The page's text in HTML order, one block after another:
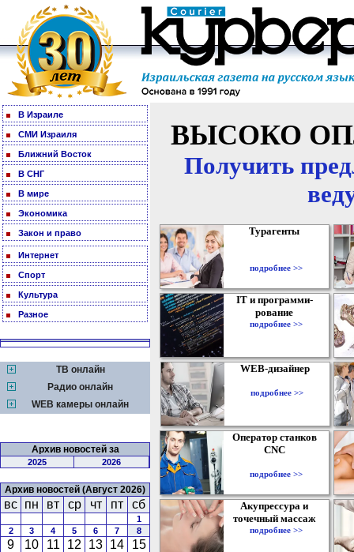
В Израиле
СМИ Израиля
Ближний Восток
В СНГ
В мире
Экономика
Закон и право
Интернет
Спорт
Культура
Разное
ТВ онлайн
Радио онлайн
WEB камеры онлайн
Архив новостей за
2025 2026
Архив новостей (Август 2026)
вс пн вт ср чт пт сб
1
2
3 4 5 6 7 8
9 10 11 12 13 14
15
ВЫСОКО
Получить
Турагенты
подробнее >>
IT и программи-
рование
подробнее >>
WEB-дизайнер
подробнее >>
Оператор станков
CNC
подробнее >>
Акупрессура и
точечный массаж
подробнее >>